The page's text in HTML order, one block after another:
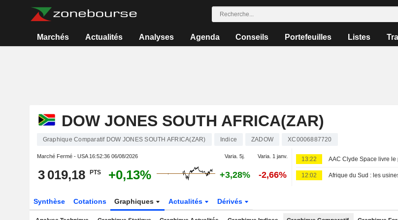
Marchés Actualités Analyses Agenda Conseils Portefeuilles Listes
DOW JONES SOUTH AFRICA(ZAR)
Graphique Comparatif DOW JONES SOUTH AFRICA(ZAR) Indice ZADOW XC0006887720
Marché Fermé - USA 16:52:36 06/08/2026 Varia. 5j. Varia. 1 janv.
3 019,18 PTS +0,13% +3,28% -2,66%
13:22
12:02
Synthèse Cotations Graphiques Actualités Dérivés